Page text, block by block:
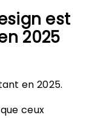
est
2025
en 2025.
ceux